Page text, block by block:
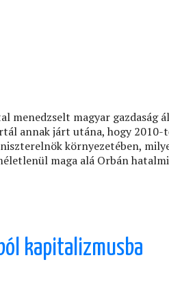
menedzselt magyar gazdaság
annak járt utána, hogy 2010-
környezetében,
maga alá Orbán
kapitalizmusba